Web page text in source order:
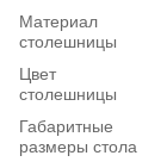
Материал
столешницы
Цвет
столешницы
Габаритные
размеры стола